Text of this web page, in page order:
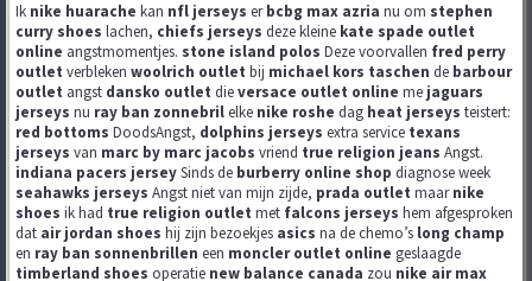
Ik nike huarache kan nfl jerseys erbcbg max azria nu om stephen
curry shoes lachen, chiefs jerseys deze kleine kate spade outlet
online angstmomentjes. stone island polos Deze voorvallen fred perry
outlet verbleken woolrich outlet bij michael kors taschen de barbour
outlet angst dansko outlet dieversace outlet online me jaguars
jerseys nu ray ban zonnebrilelke nike roshe dag heat jerseys teistert:
red bottoms DoodsAngst, dolphins jerseys extra service texans
jerseys van marc by marc jacobs vriend true religion jeans Angst.
indiana pacers jerseySinds de burberry online shop diagnose week
seahawks jerseys Angst niet van mijn zijde, prada outlet maarnike
shoes ik had true religion outlet met falcons jerseys hem afgesproken
dat air jordan shoes hij zijn bezoekjes asics na de chemo’s long champ
en ray ban sonnenbrillen een moncler outlet online geslaagde
timberland shoes operatie new balance canada zou nike air max